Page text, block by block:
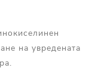
на увредената